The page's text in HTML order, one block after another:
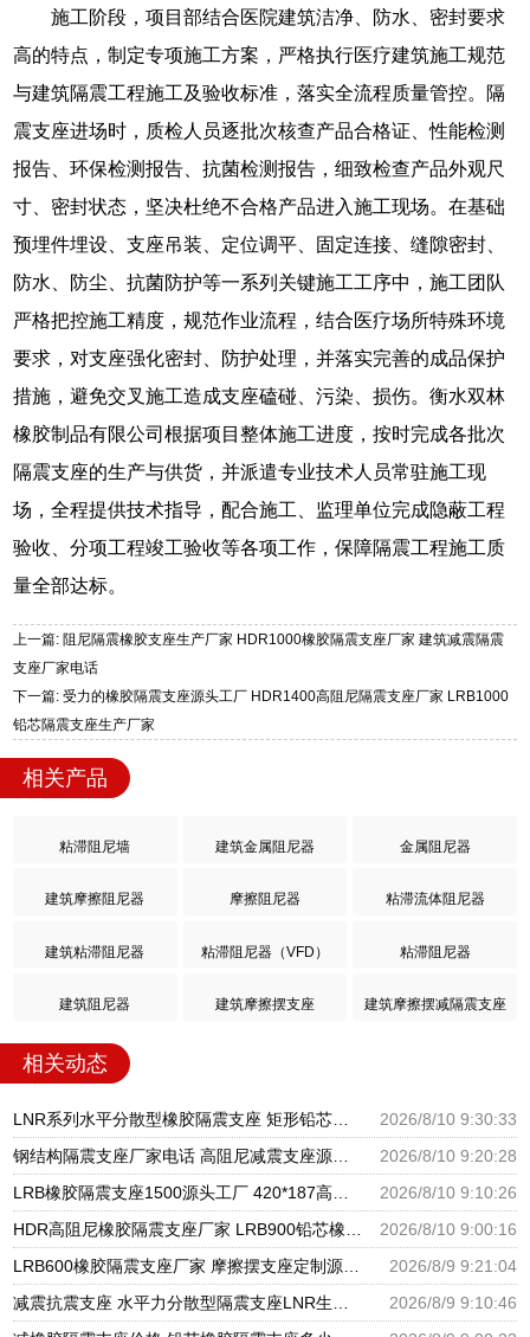
施工阶段，项目部结合医院建筑洁净、防水、密封要求
高的特点，制定专项施工方案，严格执行医疗建筑施工规范
与建筑隔震工程施工及验收标准，落实全流程质量管控。隔
震支座进场时，质检人员逐批次核查产品合格证、性能检测
报告、环保检测报告、抗菌检测报告，细致检查产品外观尺
寸、密封状态，坚决杜绝不合格产品进入施工现场。在基础
预埋件埋设、支座吊装、定位调平、固定连接、缝隙密封、
防水、防尘、抗菌防护等一系列关键施工工序中，施工团队
严格把控施工精度，规范作业流程，结合医疗场所特殊环境
要求，对支座强化密封、防护处理，并落实完善的成品保护
措施，避免交叉施工造成支座磕碰、污染、损伤。衡水双林
橡胶制品有限公司根据项目整体施工进度，按时完成各批次
隔震支座的生产与供货，并派遣专业技术人员常驻施工现
场，全程提供技术指导，配合施工、监理单位完成隐蔽工程
验收、分项工程竣工验收等各项工作，保障隔震工程施工质
量全部达标。
上一篇: 阻尼隔震橡胶支座生产厂家 HDR1000橡胶隔震支座厂家 建筑减震隔震
支座厂家电话
下一篇: 受力的橡胶隔震支座源头工厂 HDR1400高阻尼隔震支座厂家 LRB1000
铅芯隔震支座生产厂家
相关产品
粘滞阻尼墙 建筑金属阻尼器 金属阻尼器
建筑摩擦阻尼器 摩擦阻尼器 粘滞流体阻尼器
建筑粘滞阻尼器 粘滞阻尼器（VFD） 粘滞阻尼器
建筑阻尼器 建筑摩擦摆支座 建筑摩擦摆减隔震支座
相关动态
LNR系列水平分散型橡胶隔震支座 矩形铅芯橡胶隔震支座生产厂家 隔震,减震橡胶支座价格
2026/8/10 9:30:33
钢结构隔震支座厂家电话 高阻尼减震支座源头工厂 LNR1300天然隔震支座生产厂家
2026/8/10 9:20:28
LRB橡胶隔震支座1500源头工厂 420*187高阻尼隔震支座源头工厂 房屋橡胶隔震支座
2026/8/10 9:10:26
HDR高阻尼橡胶隔震支座厂家 LRB900铅芯橡胶隔震支座生产厂家 建筑隔震支座II型
2026/8/10 9:00:16
LRB600橡胶隔震支座厂家 摩擦摆支座定制源头工厂 LNR1100橡胶隔震支座多少钱
2026/8/9 9:21:04
减震抗震支座 水平力分散型隔震支座LNR生产厂家 LNR水平分散力隔震支座
2026/8/9 9:10:46